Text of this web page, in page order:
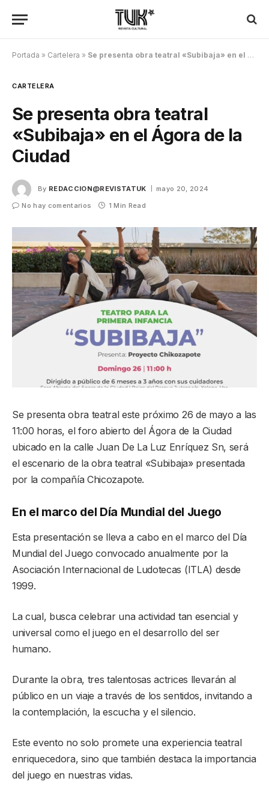
Portada » Cartelera » Se presenta obra teatral «Subibaja» en el Ágora de la Ciudad
CARTELERA
Se presenta obra teatral
«Subibaja» en el Ágora de la
Ciudad
By REDACCION@REVISTATUK
mayo 20, 2024
No hay comentarios
1 Min Read
Se presenta obra teatral este próximo 26 de mayo a las
11:00 horas, el foro abierto del Ágora de la Ciudad
ubicado en la calle Juan De La Luz Enríquez Sn, será
el escenario de la obra teatral «Subibaja» presentada
por la compañía Chicozapote.
En el marco del Día Mundial del Juego
Esta presentación se lleva a cabo en el marco del Día
Mundial del Juego convocado anualmente por la
Asociación Internacional de Ludotecas (ITLA) desde
1999.
La cual, busca celebrar una actividad tan esencial y
universal como el juego en el desarrollo del ser
humano.
Durante la obra, tres talentosas actrices llevarán al
público en un viaje a través de los sentidos, invitando a
la contemplación, la escucha y el silencio.
Este evento no solo promete una experiencia teatral
enriquecedora, sino que también destaca la importancia
del juego en nuestras vidas.